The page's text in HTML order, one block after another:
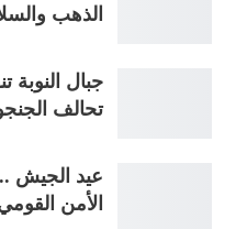
الذهب
جبال النوبة
تحالف
الأمن